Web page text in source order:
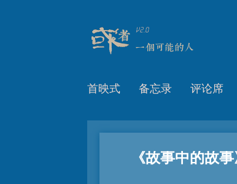
首映式 备忘录 评论席
《故事中的故